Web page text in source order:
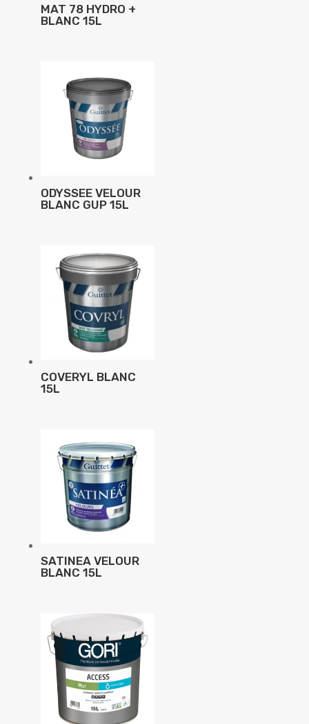
MAT 78 HYDRO +
BLANC 15L
ODYSSEE VELOUR
BLANC GUP 15L
COVERYL BLANC
15L
SATINEA VELOUR
BLANC 15L